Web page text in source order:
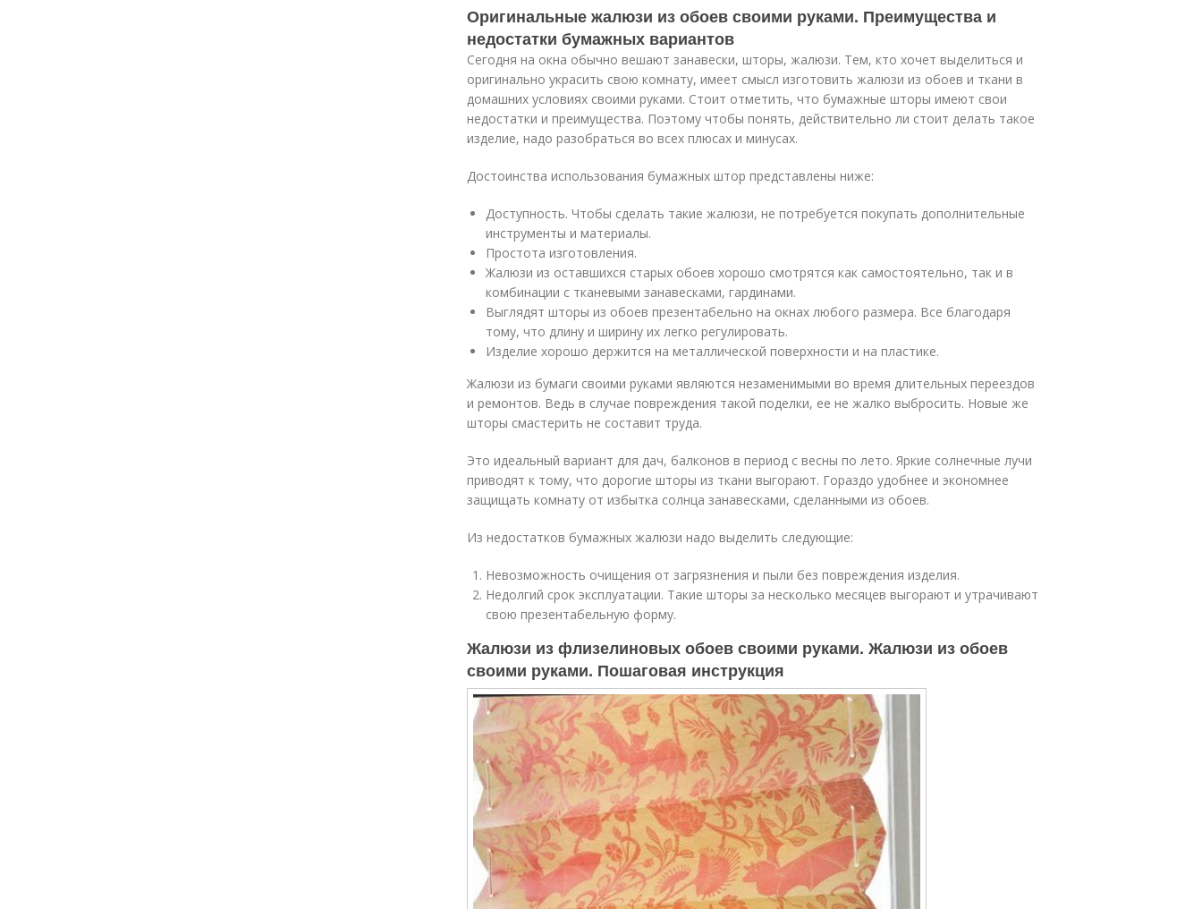
Оригинальные жалюзи из обоев своими руками. Преимущества и
недостатки бумажных вариантов
Сегодня на окна обычно вешают занавески, шторы, жалюзи. Тем, кто хочет выделиться и
оригинально украсить свою комнату, имеет смысл изготовить жалюзи из обоев и ткани в
домашних условиях своими руками. Стоит отметить, что бумажные шторы имеют свои
недостатки и преимущества. Поэтому чтобы понять, действительно ли стоит делать такое
изделие, надо разобраться во всех плюсах и минусах.
Достоинства использования бумажных штор представлены ниже:
Доступность. Чтобы сделать такие жалюзи, не потребуется покупать дополнительные
инструменты и материалы.
Простота изготовления.
Жалюзи из оставшихся старых обоев хорошо смотрятся как самостоятельно, так и в
комбинации с тканевыми занавесками, гардинами.
Выглядят шторы из обоев презентабельно на окнах любого размера. Все благодаря
тому, что длину и ширину их легко регулировать.
Изделие хорошо держится на металлической поверхности и на пластике.
Жалюзи из бумаги своими руками являются незаменимыми во время длительных переездов
и ремонтов. Ведь в случае повреждения такой поделки, ее не жалко выбросить. Новые же
шторы смастерить не составит труда.
Это идеальный вариант для дач, балконов в период с весны по лето. Яркие солнечные лучи
приводят к тому, что дорогие шторы из ткани выгорают. Гораздо удобнее и экономнее
защищать комнату от избытка солнца занавесками, сделанными из обоев.
Из недостатков бумажных жалюзи надо выделить следующие:
Невозможность очищения от загрязнения и пыли без повреждения изделия.
Недолгий срок эксплуатации. Такие шторы за несколько месяцев выгорают и утрачивают
свою презентабельную форму.
Жалюзи из флизелиновых обоев своими руками. Жалюзи из обоев
своими руками. Пошаговая инструкция